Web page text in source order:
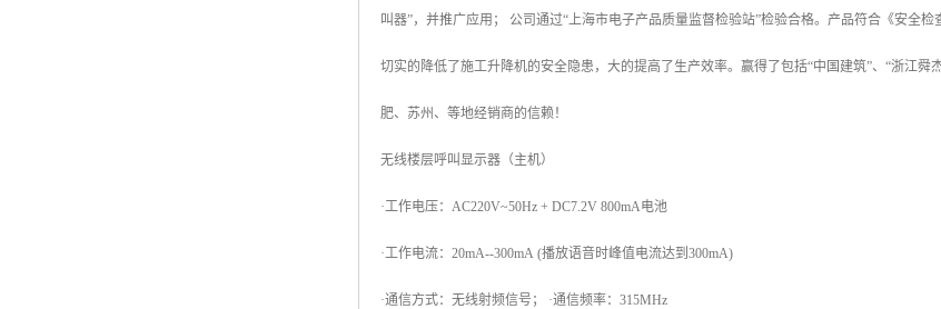
叫器”，并推广应用； 公司通过“上海市电子产品质量监督检验站”检验合格。产品符合《安全
切实的降低了施工升降机的安全隐患，大的提高了生产效率。赢得了包括“中国建筑”、“浙江
肥、苏州、等地经销商的信赖！
无线楼层呼叫显示器（主机）
·工作电压：AC220V~50Hz + DC7.2V 800mA电池
·工作电流：20mA--300mA (播放语音时峰值电流达到300mA)
·通信方式：无线射频信号； ·通信频率：315MHz